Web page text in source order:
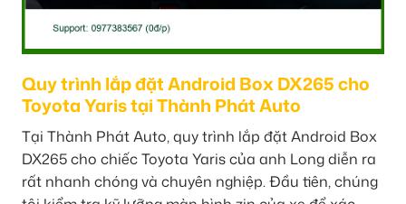
Quy trình lắp đặt Android Box DX265 cho
Toyota Yaris tại Thành Phát Auto
Tại Thành Phát Auto, quy trình lắp đặt Android Box
DX265 cho chiếc Toyota Yaris của anh Long diễn ra
rất nhanh chóng và chuyên nghiệp. Đầu tiên, chúng